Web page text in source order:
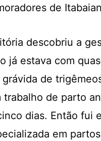
de
descobriu a
já estava com
de
de parto
dias. Então fui
em